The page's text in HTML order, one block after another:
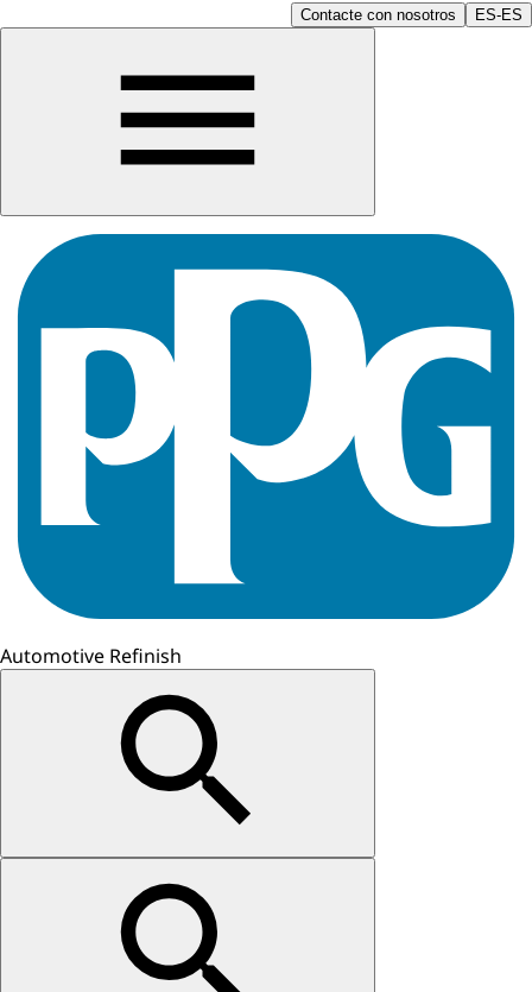
Contacte con nosotros ES-ES
Automotive Refinish